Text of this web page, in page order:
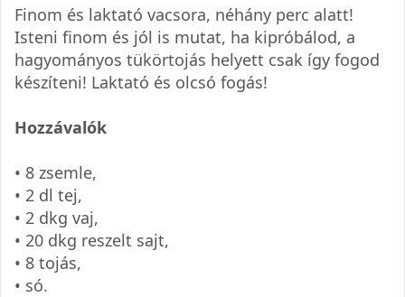
Finom és laktató vacsora, néhány perc alatt!
Isteni finom és jól is mutat, ha kipróbálod, a
hagyományos tükörtojás helyett csak így fogod
készíteni! Laktató és olcsó fogás!
Hozzávalók
• 8 zsemle,
• 2 dl tej,
• 2 dkg vaj,
• 20 dkg reszelt sajt,
• 8 tojás,
• só.